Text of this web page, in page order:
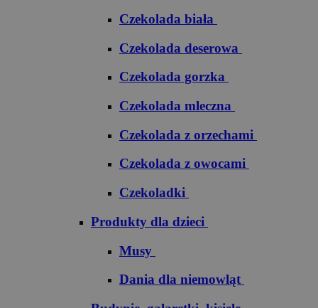
Czekolada biała
Czekolada deserowa
Czekolada gorzka
Czekolada mleczna
Czekolada z orzechami
Czekolada z owocami
Czekoladki
Produkty dla dzieci
Musy
Dania dla niemowląt